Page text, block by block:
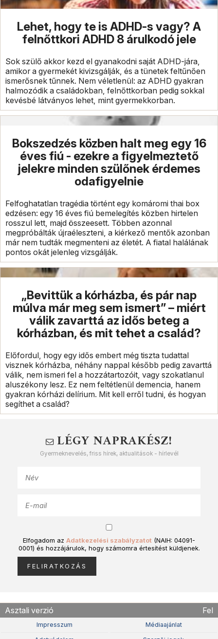
Lehet, hogy te is ADHD-s vagy? A
felnőttkori ADHD 8 árulkodó jele
Sok szülő akkor kezd el gyanakodni saját ADHD-jára,
amikor a gyermekét kivizsgálják, és a tünetek feltűnően
ismerősnek tűnnek. Nem véletlenül: az ADHD gyakran
halmozódik a családokban, felnőttkorban pedig sokkal
kevésbé látványos lehet, mint gyermekkorban.
Bokszedzés közben halt meg egy 16
éves fiú - ezekre a figyelmeztető
jelekre minden szülőnek érdemes
odafigyelnie
Felfoghatatlan tragédia történt egy komáromi thai box
edzésen: egy 16 éves fiú bemelegítés közben hirtelen
rosszul lett, majd összeesett. Többen azonnal
megpróbálták újraéleszteni, a kiérkező mentők azonban
már nem tudták megmenteni az életét. A fiatal halálának
pontos okát jelenleg vizsgálják.
„Bevittük a kórházba, és pár nap
múlva már meg sem ismert” – miért
válik zavarttá az idős beteg a
kórházban, és mit tehet a család?
Előfordul, hogy egy idős embert még tiszta tudattal
visznek kórházba, néhány nappal később pedig zavarttá
válik, nem ismeri fel a hozzátartozóit, vagy szokatlanul
aluszékony lesz. Ez nem feltétlenül demencia, hanem
gyakran kórházi delírium. Mit kell erről tudni, és hogyan
segíthet a család?
LÉGY NAPRAKÉSZ!
Gyermeknevelés, friss hírek, aktualitások - hírlevél
Elfogadom az Adatkezelési szabályzatot (NAIH: 04091-
0001) és hozzájárulok, hogy számomra értesítést küldjenek.
Asztali verzió Fel
Impresszum Médiaajánlat